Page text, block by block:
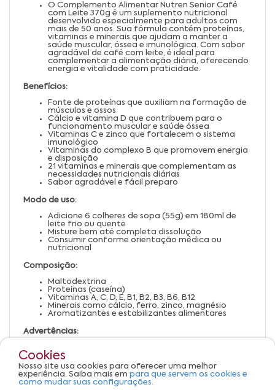
O Complemento Alimentar Nutren Senior Café
com Leite 370g é um suplemento nutricional
desenvolvido especialmente para adultos com
mais de 50 anos. Sua fórmula contém proteínas,
vitaminas e minerais que ajudam a manter a
saúde muscular, óssea e imunológica. Com sabor
agradável de café com leite, é ideal para
complementar a alimentação diária, oferecendo
energia e vitalidade com praticidade.
Benefícios:
Fonte de proteínas que auxiliam na formação de
músculos e ossos
Cálcio e vitamina D que contribuem para o
funcionamento muscular e saúde óssea
Vitaminas C e zinco que fortalecem o sistema
imunológico
Vitaminas do complexo B que promovem energia
e disposição
21 vitaminas e minerais que complementam as
necessidades nutricionais diárias
Sabor agradável e fácil preparo
Modo de uso:
Adicione 6 colheres de sopa (55g) em 180ml de
leite frio ou quente
Misture bem até completa dissolução
Consumir conforme orientação médica ou
nutricional
Composição:
Maltodextrina
Proteínas (caseína)
Vitaminas A, C, D, E, B1, B2, B3, B6, B12
Minerais como cálcio, ferro, zinco, magnésio
Aromatizantes e estabilizantes alimentares
Advertências:
Manter fora do alcance de crianças
Pessoas com restrições alimentares devem
consultar um profissional de saúde antes do
consumo
Cookies
Nosso site usa cookies para oferecer uma melhor
experiência. Saiba mais em para que servem os cookies e
como mudar suas configurações.